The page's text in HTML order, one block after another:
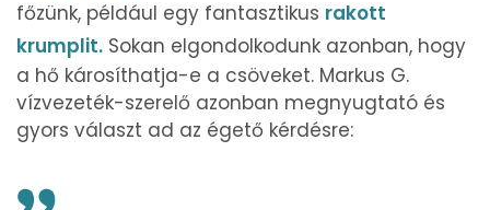
főzünk, például egy fantasztikus rakott
krumplit. Sokan elgondolkodunk azonban, hogy
a hő károsíthatja-e a csöveket. Markus G.
vízvezeték-szerelő azonban megnyugtató és
gyors választ ad az égető kérdésre: